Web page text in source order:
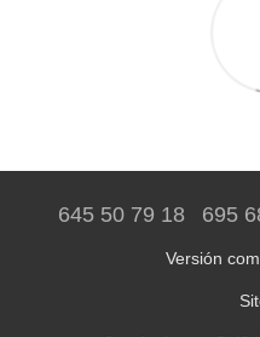
645 50 79 18 695
Versión